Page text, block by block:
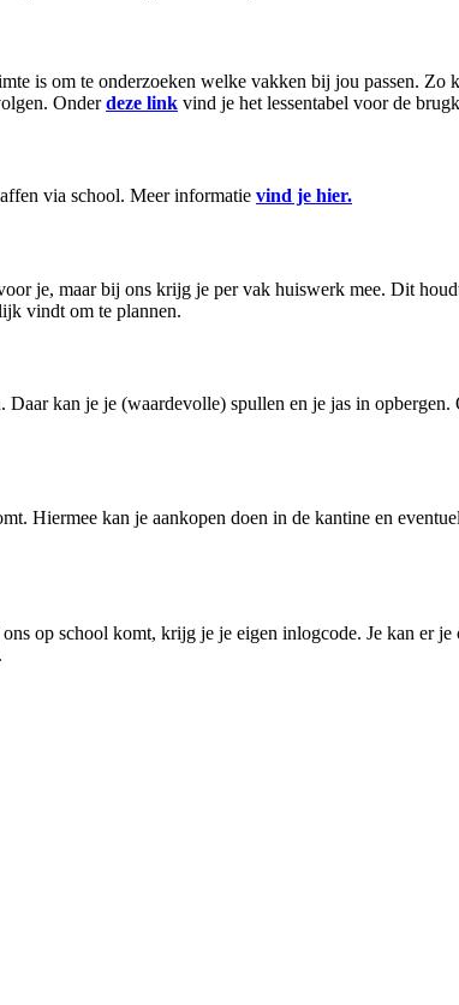
is om te onderzoeken welke vakken bij jou passen. Zo
Onderdeze link vind je het lessentabel voor de
via school. Meer informatie vind je hier.
je, maar bij ons krijg je per vak huiswerk mee. Dit
vindt om te plannen.
kan je je (waardevolle) spullen en je jas in
Hiermee kan je aankopen doen in de kantine en
op school komt, krijg je je eigen inlogcode. Je kan er